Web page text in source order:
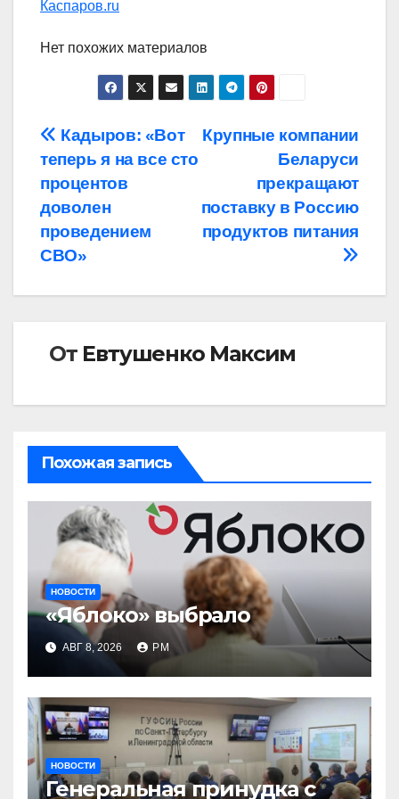
Каспаров.ru
Нет похожих материалов
Навигация
по
записям
Крупные компании
Беларуси
прекращают
поставку в Россию
продуктов питания
Кадыров: «Вот
теперь я на все сто
процентов
доволен
проведением
СВО»
От Евтушенко Максим
Похожая запись
НОВОСТИ
«Яблоко» выбрало
АВГ 8, 2026 РМ
НОВОСТИ
Генеральная принудка с